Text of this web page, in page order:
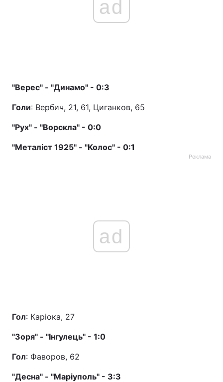
ad
"Верес" - "Динамо" - 0:3
Голи: Вербич, 21, 61, Циганков, 65
"Рух" - "Ворскла" - 0:0
"Металіст 1925" - "Колос" - 0:1
Реклама
ad
Гол: Каріока, 27
"Зоря" - "Інгулець" - 1:0
Гол: Фаворов, 62
"Десна" - "Маріуполь" - 3:3